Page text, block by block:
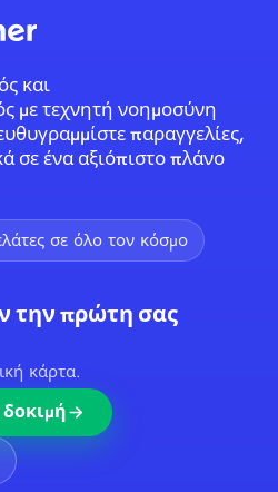
και
με τεχνητή νοημοσύνη
παραγγελίες,
σε ένα αξιόπιστο πλάνο
σε όλο τον κόσμο
την πρώτη σας
κάρτα.